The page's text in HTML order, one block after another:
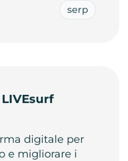
serp
digitale per
e migliorare i